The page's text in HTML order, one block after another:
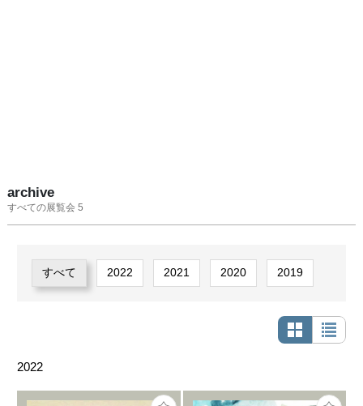
archive
すべての展覧会 5
すべて 2022 2021 2020 2019
2022